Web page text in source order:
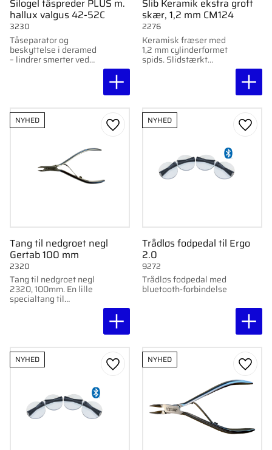
Silogel tåspreder PLUS m.
hallux valgus 42-52C
Tåseparator og
beskyttelse i deramed
– lindrer smerter ved
3230
Slib Keramik ekstra groft
skær, 1,2 mm CM124
Keramisk fræser med
1,2 mm cylinderformet
spids. Slidstærkt
2276
Tang til nedgroet negl
Gertab 100 mm
Tang til nedgroet negl
2320, 100mm. En lille
specialtang til
2320
NYHED
Gem som favorit
Trådløs fodpedal til Ergo
2.0
Trådløs fodpedal med
bluetooth-forbindelse
9272
NYHED
Gem
NYHED
Gem som favorit
NYHED
Gem